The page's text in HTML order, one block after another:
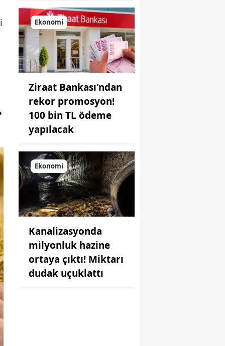
Ekonomi
Ziraat Bankası'ndan
rekor promosyon!
100 bin TL ödeme
yapılacak
Ekonomi
Kanalizasyonda
milyonluk hazine
ortaya çıktı! Miktarı
dudak uçuklattı